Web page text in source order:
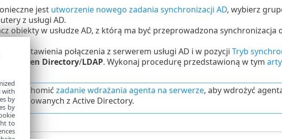
jest utworzenie nowego zadania synchronizacji AD, wybierz
z usługi AD.
obiekty w usłudze AD, z którą ma być przeprowadzona
ustawienia połączenia z serwerem usługi AD i w pozycji Tryb
Open Directory/LDAP. Wykonaj procedurę przedstawioną w tym
uruchomić zadanie wdrażania agenta na serwerze, aby wdrożyć
z Active Directory.
with
by
by
to